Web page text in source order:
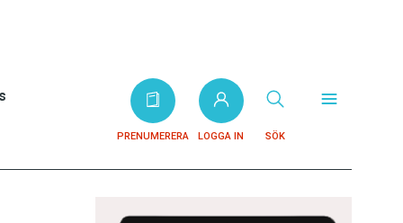
PRENUMERERA LOGGA IN SÖK